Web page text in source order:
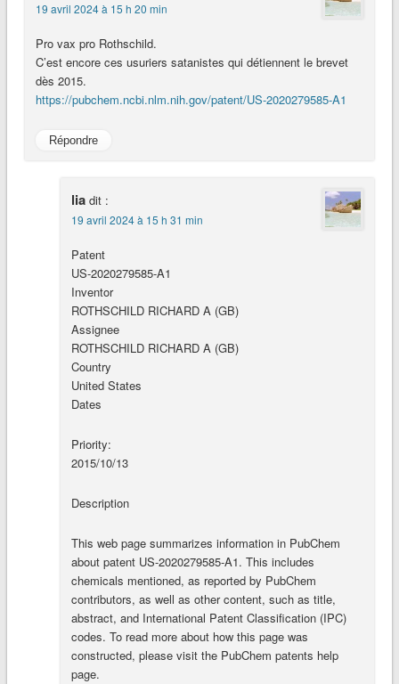
19 avril 2024 à 15 h 20 min
Pro vax pro Rothschild.
C’est encore ces usuriers satanistes qui détiennent le brevet
dès 2015.
https://pubchem.ncbi.nlm.nih.gov/patent/US-2020279585-A1
Répondre
lia dit :
19 avril 2024 à 15 h 31 min
Patent
US-2020279585-A1
Inventor
ROTHSCHILD RICHARD A (GB)
Assignee
ROTHSCHILD RICHARD A (GB)
Country
United States
Dates
Priority:
2015/10/13
Description
This web page summarizes information in PubChem
about patent US-2020279585-A1. This includes
chemicals mentioned, as reported by PubChem
contributors, as well as other content, such as title,
abstract, and International Patent Classification (IPC)
codes. To read more about how this page was
constructed, please visit the PubChem patents help
page.